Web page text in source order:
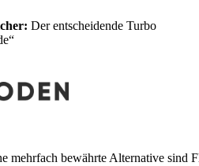
Der entscheidende Turbo
mehrfach bewährte Alternative sind